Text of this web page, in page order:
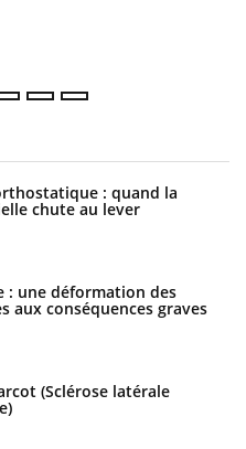
: quand la
chute au lever
: une déformation des
aux conséquences graves
(Sclérose latérale